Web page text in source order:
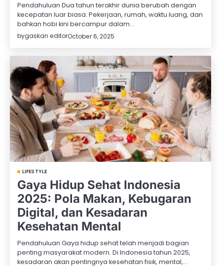
Pendahuluan Dua tahun terakhir dunia berubah dengan
kecepatan luar biasa. Pekerjaan, rumah, waktu luang, dan
bahkan hobi kini bercampur dalam…
bygaskan editorOctober 6, 2025
LIFESTYLE
Gaya Hidup Sehat Indonesia
2025: Pola Makan, Kebugaran
Digital, dan Kesadaran
Kesehatan Mental
Pendahuluan Gaya hidup sehat telah menjadi bagian
penting masyarakat modern. Di Indonesia tahun 2025,
kesadaran akan pentingnya kesehatan fisik, mental,…